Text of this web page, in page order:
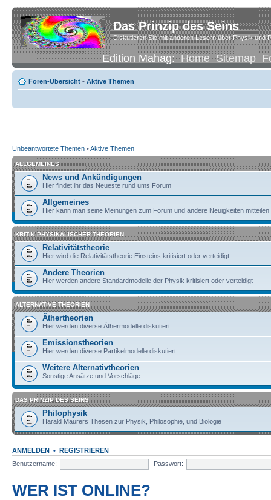
Das Prinzip des Seins
Diskutieren Sie mit anderen Lesern über Physik und
Edition Mahag:Home Sitemap
Foren-Übersicht • Aktive Themen
Unbeantwortete Themen •Aktive Themen
ALLGEMEINES
News und Ankündigungen
Hier findet ihr das Neueste rund ums Forum
Allgemeines
Hier kann man seine Meinungen zum Forum und andere Neuigkeiten mitteilen
KRITIK PHYSIKALISCHER THEORIEN
Relativitätstheorie
Hier wird die Relativitätstheorie Einsteins kritisiert oder verteidigt
Andere Theorien
Hier werden andere Standardmodelle der Physik kritisiert oder verteidigt
ALTERNATIVE THEORIEN
Äthertheorien
Hier werden diverse Äthermodelle diskutiert
Emissionstheorien
Hier werden diverse Partikelmodelle diskutiert
Weitere Alternativtheorien
Sonstige Ansätze und Vorschläge
DAS PRINZIP DES SEINS
Philophysik
Harald Maurers Thesen zur Physik, Philosophie, und Biologie
ANMELDEN • REGISTRIEREN
Benutzername:
Passwort:
WER IST ONLINE?